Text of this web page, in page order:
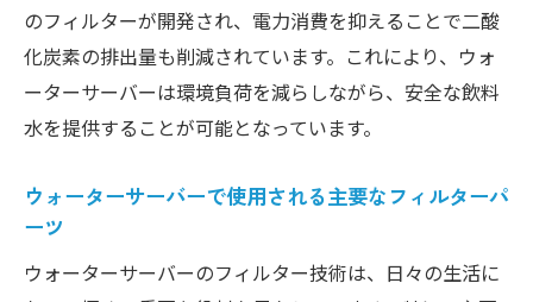
のフィルターが開発され、電力消費を抑えることで二酸
化炭素の排出量も削減されています。これにより、ウォ
ーターサーバーは環境負荷を減らしながら、安全な飲料
水を提供することが可能となっています。
ウォーターサーバーで使用される主要なフィルターパ
ーツ
ウォーターサーバーのフィルター技術は、日々の生活に